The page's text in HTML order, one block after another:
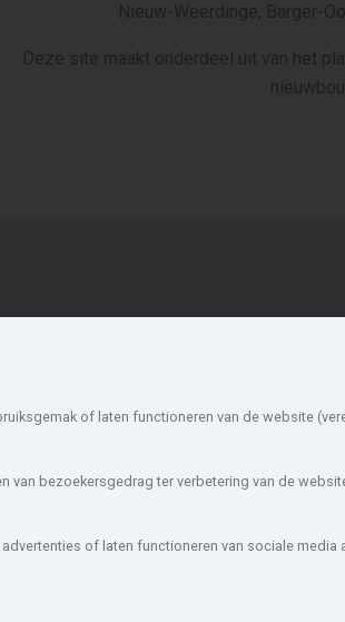
Nieuw-Weerdinge, Barger-
Deze site maakt onderdeel uit van het
Coevorden
Stadskanaal
Drenthe
of laten functioneren van de website
van bezoekersgedrag ter verbetering van de
of laten functioneren van sociale